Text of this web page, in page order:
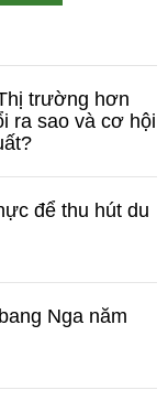
trường hơn
ra sao và cơ hội
để thu hút du
Nga năm